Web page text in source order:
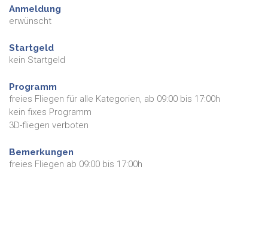
Anmeldung
erwünscht
Startgeld
kein Startgeld
Programm
freies Fliegen für alle Kategorien, ab 09:00 bis 17:00h
kein fixes Programm
3D-fliegen verboten
Bemerkungen
freies Fliegen ab 09:00 bis 17:00h